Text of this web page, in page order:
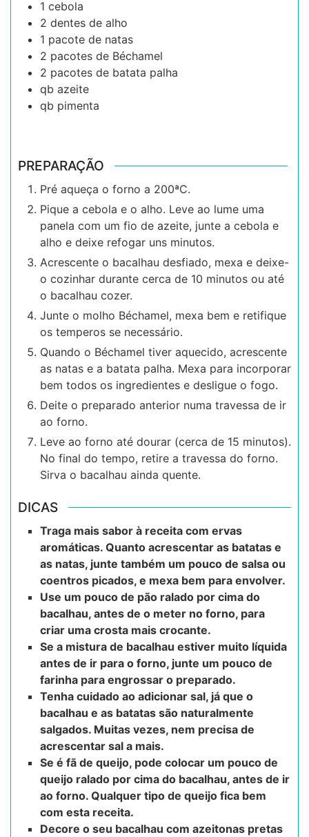
1 cebola
2 dentes de alho
1 pacote de natas
2 pacotes de Béchamel
2 pacotes de batata palha
qb azeite
qb pimenta
PREPARAÇÃO
Pré aqueça o forno a 200ªC.
Pique a cebola e o alho. Leve ao lume uma
panela com um fio de azeite, junte a cebola e
alho e deixe refogar uns minutos.
Acrescente o bacalhau desfiado, mexa e deixe-
o cozinhar durante cerca de 10 minutos ou até
o bacalhau cozer.
Junte o molho Béchamel, mexa bem e retifique
os temperos se necessário.
Quando o Béchamel tiver aquecido, acrescente
as natas e a batata palha. Mexa para incorporar
bem todos os ingredientes e desligue o fogo.
Deite o preparado anterior numa travessa de ir
ao forno.
Leve ao forno até dourar (cerca de 15 minutos).
No final do tempo, retire a travessa do forno.
Sirva o bacalhau ainda quente.
DICAS
Traga mais sabor à receita com ervas
aromáticas. Quanto acrescentar as batatas e
as natas, junte também um pouco de salsa ou
coentros picados, e mexa bem para envolver.
Use um pouco de pão ralado por cima do
bacalhau, antes de o meter no forno, para
criar uma crosta mais crocante.
Se a mistura de bacalhau estiver muito líquida
antes de ir para o forno, junte um pouco de
farinha para engrossar o preparado.
Tenha cuidado ao adicionar sal, já que o
bacalhau e as batatas são naturalmente
salgados. Muitas vezes, nem precisa de
acrescentar sal a mais.
Se é fã de queijo, pode colocar um pouco de
queijo ralado por cima do bacalhau, antes de ir
ao forno. Qualquer tipo de queijo fica bem
com esta receita.
Decore o seu bacalhau com azeitonas pretas